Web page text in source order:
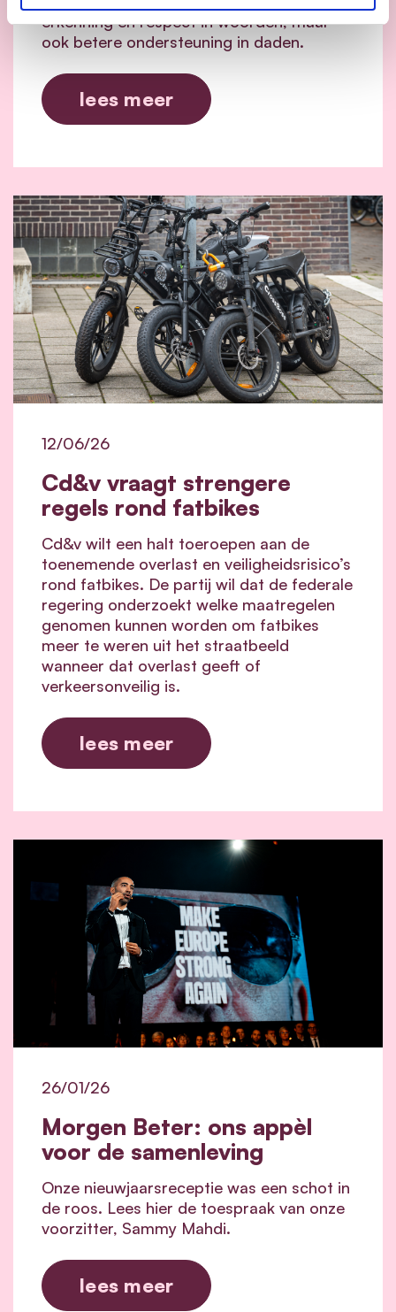
erkenning en respect in woorden, maar
ook betere ondersteuning in daden.
lees meer
Cd&v vraagt strengere
regels rond fatbikes
12/06/26
Cd&v wilt een halt toeroepen aan de
toenemende overlast en veiligheidsrisico’s
rond fatbikes. De partij wil dat de federale
regering onderzoekt welke maatregelen
genomen kunnen worden om fatbikes
meer te weren uit het straatbeeld
wanneer dat overlast geeft of
verkeersonveilig is.
lees meer
Morgen Beter: ons appèl
voor de samenleving
26/01/26
Onze nieuwjaarsreceptie was een schot in
de roos. Lees hier de toespraak van onze
voorzitter, Sammy Mahdi.
lees meer